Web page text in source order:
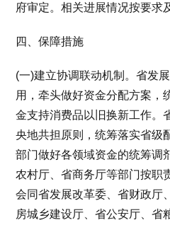
府审定。相关进展情况按要求
四、保障措施
(一)建立协调联动机制。省发
用，牵头做好资金分配方案，
金支持消费品以旧换新工作。
央地共担原则，统筹落实省级
部门做好各领域资金的统筹调
农村厅、省商务厅等部门按职
会同省发展改革委、省财政厅
房城乡建设厅、省公安厅、省